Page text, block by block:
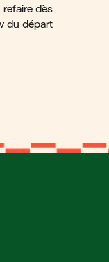
dès
du départ